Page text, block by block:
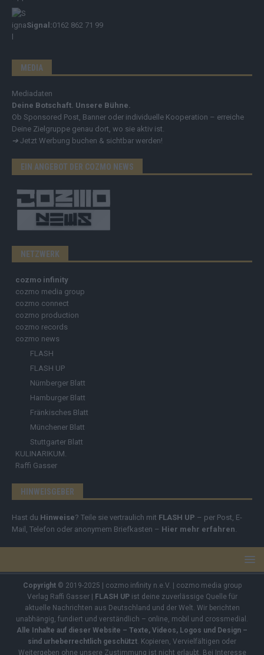
Signal:0162 862 71 99
MEDIA
Mediadaten
Deine Botschaft. Unsere Bühne.
Ob Sponsored Post, Banner oder individuelle Kooperation – erreiche
Deine Zielgruppe genau dort, wo sie aktiv ist.
➔ Jetzt Werbung buchen & sichtbar werden!
EIN ANGEBOT DER COZMO NEWS
NETZWERK
cozmo infinity
cozmo media group
cozmo connect
cozmo production
cozmo records
cozmo news
FLASH
FLASH UP
Nürnberger Blatt
Hamburger Blatt
Fränkisches Blatt
Münchener Blatt
Stuttgarter Blatt
KULINARIKUM.
Raffi Gasser
HINWEISGEBER
Hast du Hinweise? Teile sie vertraulich mit FLASH UP – per Post, E-
Mail, Telefon oder anonymem Briefkasten – Hier mehr erfahren.
Copyright© 2019-2025 | cozmo infinity n.e.V. | cozmo media group
Verlag Raffi Gasser |
FLASH UPist deine zuverlässige Quelle für
aktuelle Nachrichten aus Deutschland und der Welt. Wir berichten
unabhängig, fundiert und verständlich – online, mobil und crossmedial.
Alle Inhalte auf dieser Website – Texte, Videos, Logos und Design –
sind urheberrechtlich geschützt. Kopieren, Vervielfältigen oder
Weitergeben ohne unsere Zustimmung ist nicht erlaubt. Bei Interesse